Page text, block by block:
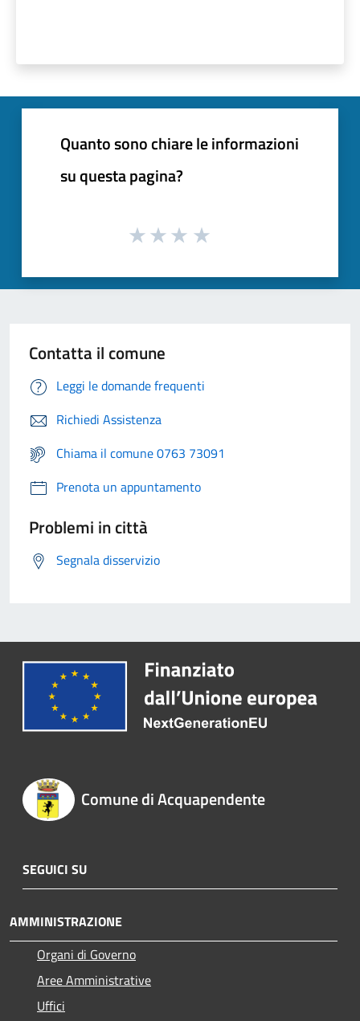
Quanto sono chiare le informazioni
su questa pagina?
Contatta il comune
Leggi le domande frequenti
Richiedi Assistenza
Chiama il comune 0763 73091
Prenota un appuntamento
Problemi in città
Segnala disservizio
Comune di Acquapendente
SEGUICI SU
AMMINISTRAZIONE
Organi di Governo
Aree Amministrative
Uffici